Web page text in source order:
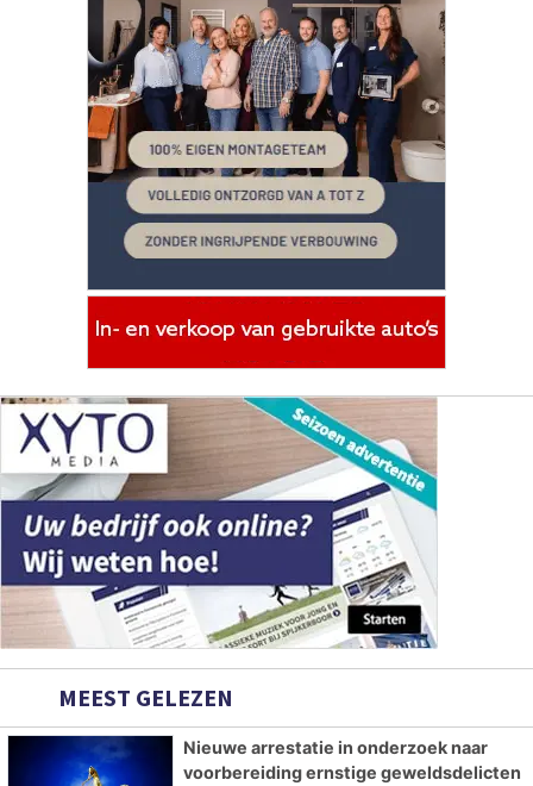
MEEST GELEZEN
Nieuwe arrestatie in onderzoek naar
voorbereiding ernstige geweldsdelicten